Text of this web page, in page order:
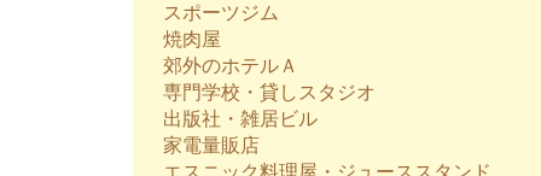
スポーツジム
焼肉屋
郊外のホテルＡ
専門学校・貸しスタジオ
出版社・雑居ビル
家電量販店
エスニック料理屋・ジューススタンド